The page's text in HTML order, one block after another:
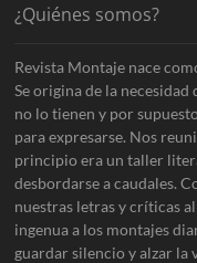
¿Quiénes somos?
Revista Montaje nace
Se origina de la
no lo tienen y por
para expresarse. Nos
principio era un taller
desbordarse a caudales.
nuestras letras y críticas
ingenua a los montajes
guardar silencio y alzar la